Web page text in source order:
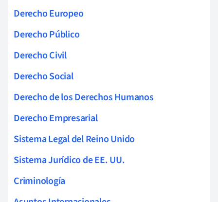
Derecho Europeo
Derecho Público
Derecho Civil
Derecho Social
Derecho de los Derechos Humanos
Derecho Empresarial
Sistema Legal del Reino Unido
Sistema Jurídico de EE. UU.
Criminología